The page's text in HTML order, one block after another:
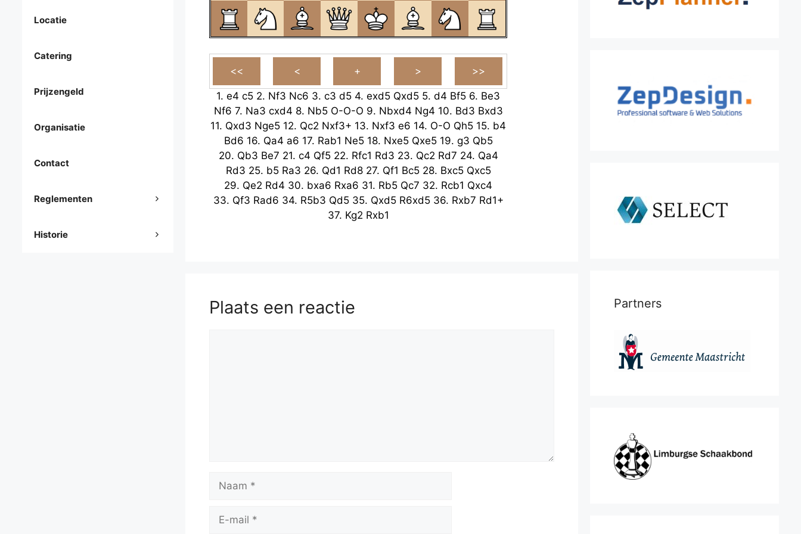
1. e4 c5 2. Nf3 Nc6 3. c3 d5 4. exd5 Qxd5 5. d4 Bf5 6. Be3
Nf6 7. Na3 cxd4 8. Nb5 O-O-O 9. Nbxd4 Ng4 10. Bd3 Bxd3
11. Qxd3 Nge5 12. Qc2 Nxf3+ 13. Nxf3 e6 14. O-O Qh5 15. b4
Bd6 16. Qa4 a6 17. Rab1 Ne5 18. Nxe5 Qxe5 19. g3 Qb5
20. Qb3 Be7 21. c4 Qf5 22. Rfc1 Rd3 23. Qc2 Rd7 24. Qa4
Rd3 25. b5 Ra3 26. Qd1 Rd8 27. Qf1 Bc5 28. Bxc5 Qxc5
29. Qe2 Rd4 30. bxa6 Rxa6 31. Rb5 Qc7 32. Rcb1 Qxc4
33. Qf3 Rad6 34. R5b3 Qd5 35. Qxd5 R6xd5 36. Rxb7 Rd1+
37. Kg2 Rxb1
Plaats een reactie
mail
Locatie
Catering
Prijzengeld
Organisatie
Contact
Reglementen
Historie
Partners